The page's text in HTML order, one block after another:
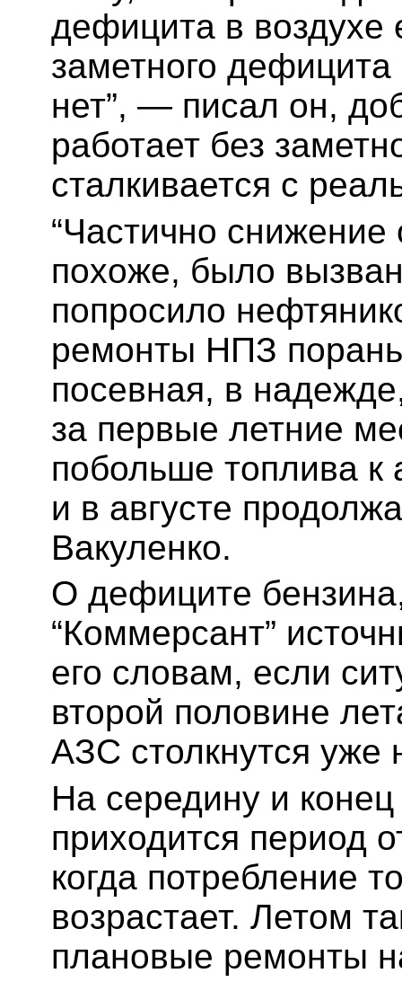
дефицита в воздухе
заметного
нет”, — писал он,
работает без
сталкивается с
“Частично
похоже, было
попросило
ремонты НПЗ
посевная, в
за первые летние
побольше топлива к
и в августе
Вакуленко.
О дефиците
“Коммерсант”
его словам, если
второй половине
АЗС столкнутся уже
На середину и
приходится период
когда потребление
возрастает. Летом
плановые ремонты